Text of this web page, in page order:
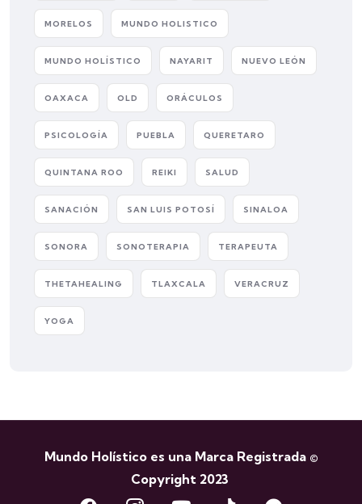
MORELOS MUNDO HOLISTICO
MUNDO HOLÍSTICO NAYARIT NUEVO LEÓN
OAXACA OLD ORÁCULOS
PSICOLOGÍA PUEBLA QUERETARO
QUINTANA ROO REIKI SALUD
SANACIÓN SAN LUIS POTOSÍ SINALOA
SONORA SONOTERAPIA TERAPEUTA
THETAHEALING TLAXCALA VERACRUZ
YOGA
Mundo Holístico es una Marca Registrada ©
Copyright 2023